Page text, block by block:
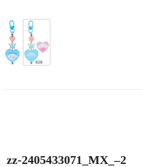
zz-2405433071_MX_–2